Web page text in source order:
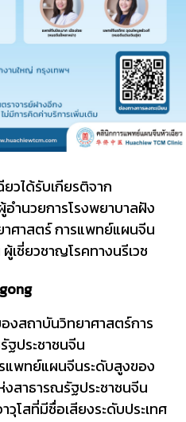
วได้รับเกียรติจาก
อำนวยการโรงพยาบาลฝัง
ศาสตร์ การแพทย์แผนจีน
เชี่ยวชาญโรคทางนรีเวช
งสถาบันวิทยาศาสตร์การ
ประชาชนจีน
แพทย์แผนจีนระดับสูงของ
สาธารณรัฐประชาชนจีน
โสที่มีชื่อเสียงระดับประเทศ